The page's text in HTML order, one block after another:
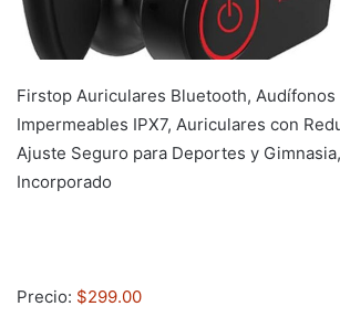
Firstop Auriculares Bluetooth, Audífonos
Impermeables IPX7, Auriculares con
Ajuste Seguro para Deportes y
Incorporado
Precio: $299.00